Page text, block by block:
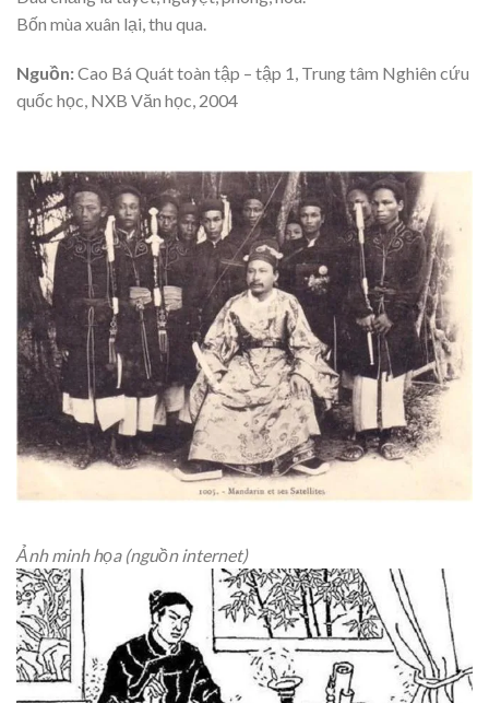
Bốn mùa xuân lại, thu qua.
Nguồn:Cao Bá Quát toàn tập – tập 1, Trung tâm Nghiên cứu
quốc học, NXB Văn học, 2004
Ảnh minh họa (nguồn internet)